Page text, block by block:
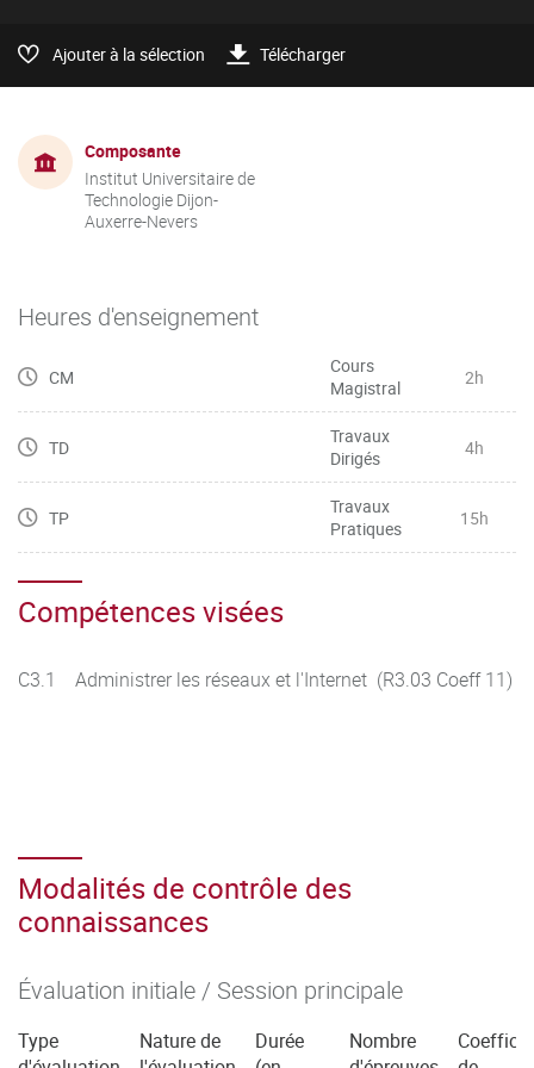
Ajouter à la sélection Télécharger
Composante
Institut Universitaire de
Technologie Dijon-
Auxerre-Nevers
Heures d'enseignement
CM
Cours
Magistral
2h
TD
Travaux
Dirigés
4h
TP
Travaux
Pratiques
15h
Compétences visées
C3.1 Administrer les réseaux et l'Internet (R3.03 Coeff 11)
Modalités de contrôle des
connaissances
Évaluation initiale / Session principale
Type
Nature de
Durée
Nombre